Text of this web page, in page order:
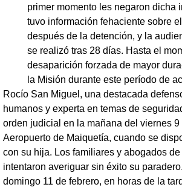
primer momento les negaron dicha
tuvo información fehaciente sobre
después de la detención, y la
se realizó tras 28 días. Hasta el
desaparición forzada de mayor
la Misión durante este período de
Rocío San Miguel, una destacada
humanos y experta en temas de
orden judicial en la mañana del viernes 9
Aeropuerto de Maiquetía, cuando se
con su hija. Los familiares y abogados de
intentaron averiguar sin éxito su
domingo 11 de febrero, en horas de la